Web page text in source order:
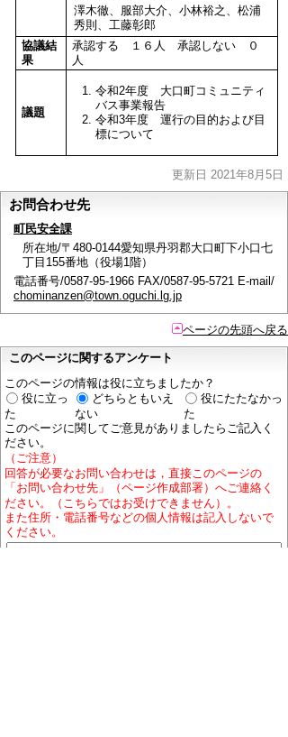
澤木徹、服部大介、小林裕之、松浦
秀則、工藤彰郎
協議結
果
承認する １６人 承認しない ０
人
議題
令和2年度 大口町コミュニティ
バス事業報告
令和3年度 運行の目的および目
標について
更新日 2021年8月5日
お問合わせ先
町民安全課
所在地/〒480-0144愛知県丹羽郡大口町下小口七
丁目155番地（役場1階）
電話番号/0587-95-1966 FAX/0587-95-5721 E-mail/
chominanzen@town.oguchi.lg.jp
ページの先頭へ戻る
このページに関するアンケート
このページの情報は役に立ちましたか？
役に立っ
た
どちらともいえ
ない
役にたたなかっ
た
このページに関してご意見がありましたらご記入く
ださい。
（ご注意）
回答が必要なお問い合わせは，直接このページの
「お問い合わせ先」（ページ作成部署）へご連絡く
ださい。（こちらではお受けできません）。
また住所・電話番号などの個人情報は記入しないで
ください。